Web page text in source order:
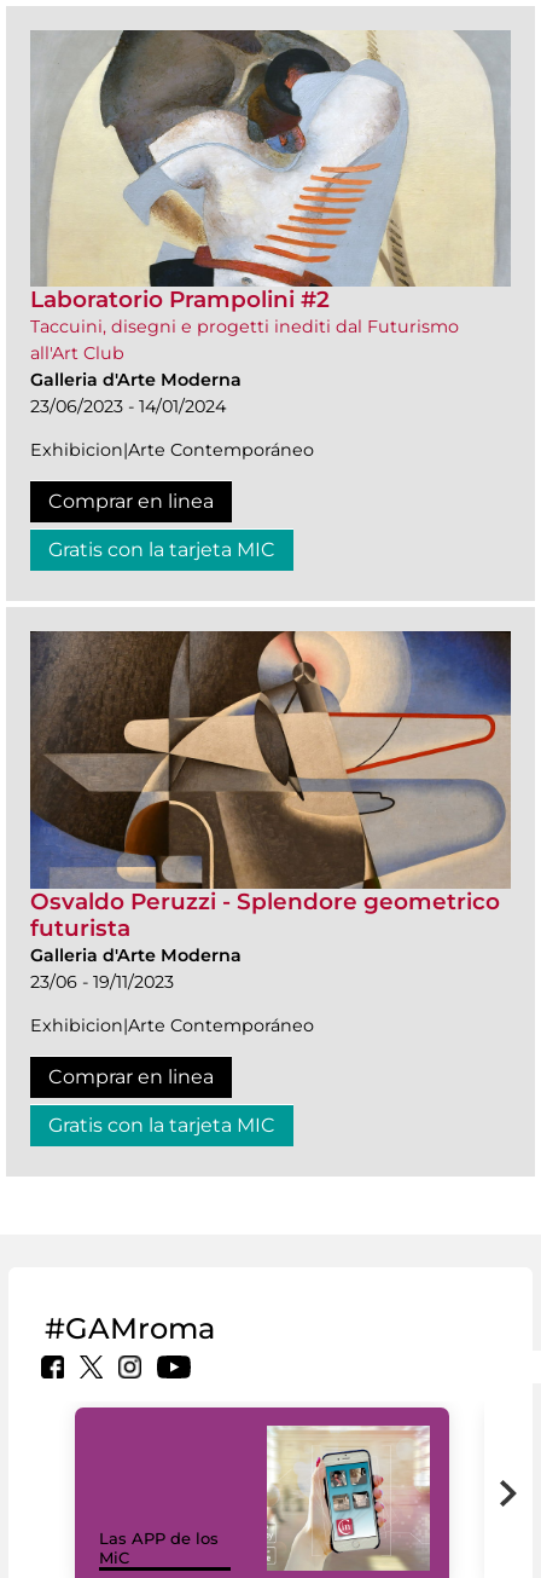
Laboratorio Prampolini #2
Taccuini, disegni e progetti inediti dal Futurismo
all'Art Club
Galleria d'Arte Moderna
23/06/2023 - 14/01/2024
Exhibicion|Arte Contemporáneo
Comprar en linea
Gratis con la tarjeta MIC
Osvaldo Peruzzi - Splendore geometrico
futurista
Galleria d'Arte Moderna
23/06 - 19/11/2023
Exhibicion|Arte Contemporáneo
Comprar en linea
Gratis con la tarjeta MIC
#GAMroma
Las APP de los
MiC